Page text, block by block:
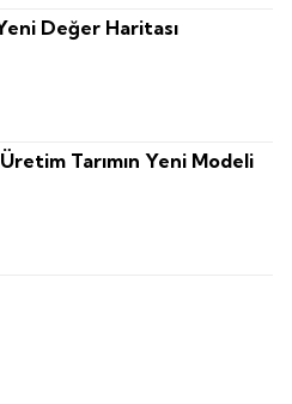
Değer Haritası
Tarımın Yeni Modeli